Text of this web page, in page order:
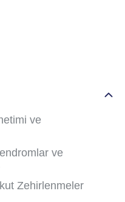
ve
ve
Zehirlenmeler